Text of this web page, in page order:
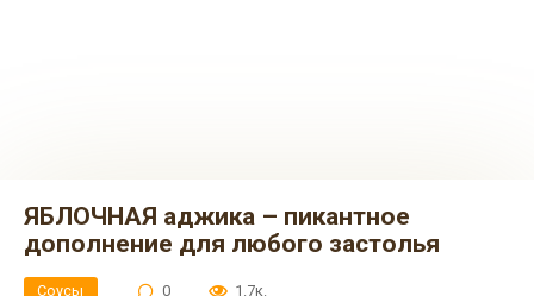
ЯБЛОЧНАЯ аджика – пикантное
дополнение для любого застолья
Соусы 0 1.7к.